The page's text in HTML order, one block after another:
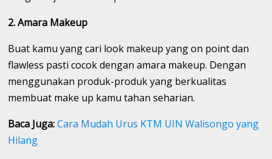
2. Amara Makeup
Buat kamu yang cari look makeup yang on point dan
flawless pasti cocok dengan amara makeup. Dengan
menggunakan produk-produk yang berkualitas
membuat make up kamu tahan seharian.
Baca Juga:Cara Mudah Urus KTM UIN Walisongo yang
Hilang